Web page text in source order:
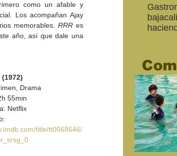
como un afable y
Los acompañan Ajay
memorables. RRR es
año, así que dale una
Drama
55min
Netflix
title/tt0068646/
'Una de
Inaugura SC la colectiva
Expresión Plástica
Cachanilla 2026
al
como